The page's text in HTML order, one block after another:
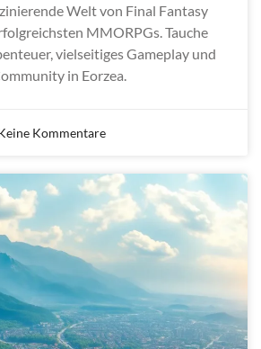
Welt von Final Fantasy
MMORPGs. Tauche
vielseitiges Gameplay und
in Eorzea.
Kommentare